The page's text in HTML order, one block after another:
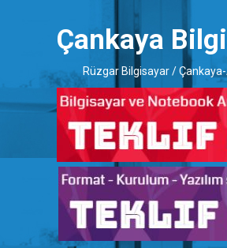
Çankaya
Rüzgar Bilgisayar /